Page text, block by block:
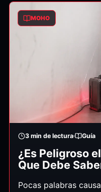
MOHO
3 min de lectura Guía
¿Es Peligroso
Que Debe
Pocas palabras